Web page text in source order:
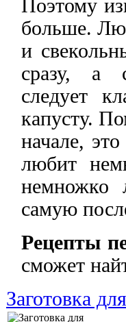
Поэтому
больше.
и
сразу, а
следует
капусту.
начале,
любит
немножко
самую
Рецепты
сможет
Заготовка